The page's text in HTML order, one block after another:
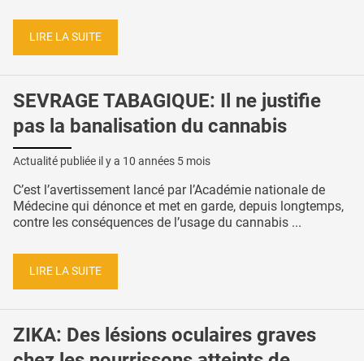
LIRE LA SUITE
SEVRAGE TABAGIQUE: Il ne justifie
pas la banalisation du cannabis
Actualité publiée il y a 10 années 5 mois
C’est l’avertissement lancé par l’Académie nationale de
Médecine qui dénonce et met en garde, depuis longtemps,
contre les conséquences de l’usage du cannabis ...
LIRE LA SUITE
ZIKA: Des lésions oculaires graves